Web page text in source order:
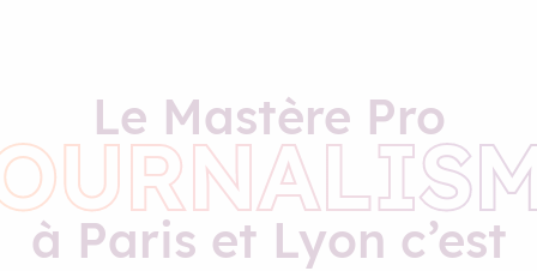
Le Mastère Pro
à Paris et Lyon c’est
Studios Radio et TV